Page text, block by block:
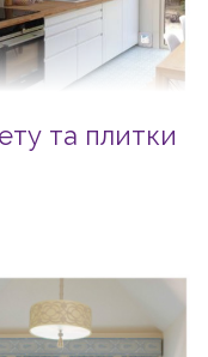
та плитки